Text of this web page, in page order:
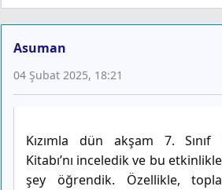
Asuman
04 Şubat 2025, 18:21
Kızımla dün akşam 7.
Kitabı’nı inceledik ve bu
şey öğrendik. Özellikle,